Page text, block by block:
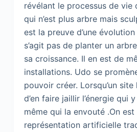
révélant le processus de vie
qui n’est plus arbre mais
est la preuve d’une
s’agit pas de planter un
sa croissance. Il en est de
installations. Udo se
pouvoir créer. Lorsqu’un site
d’en faire jaillir l’énergie qui
même qui la envouté .On
représentation artificielle